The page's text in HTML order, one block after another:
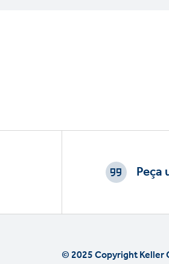
Footer
© 2025 Copyright Keller